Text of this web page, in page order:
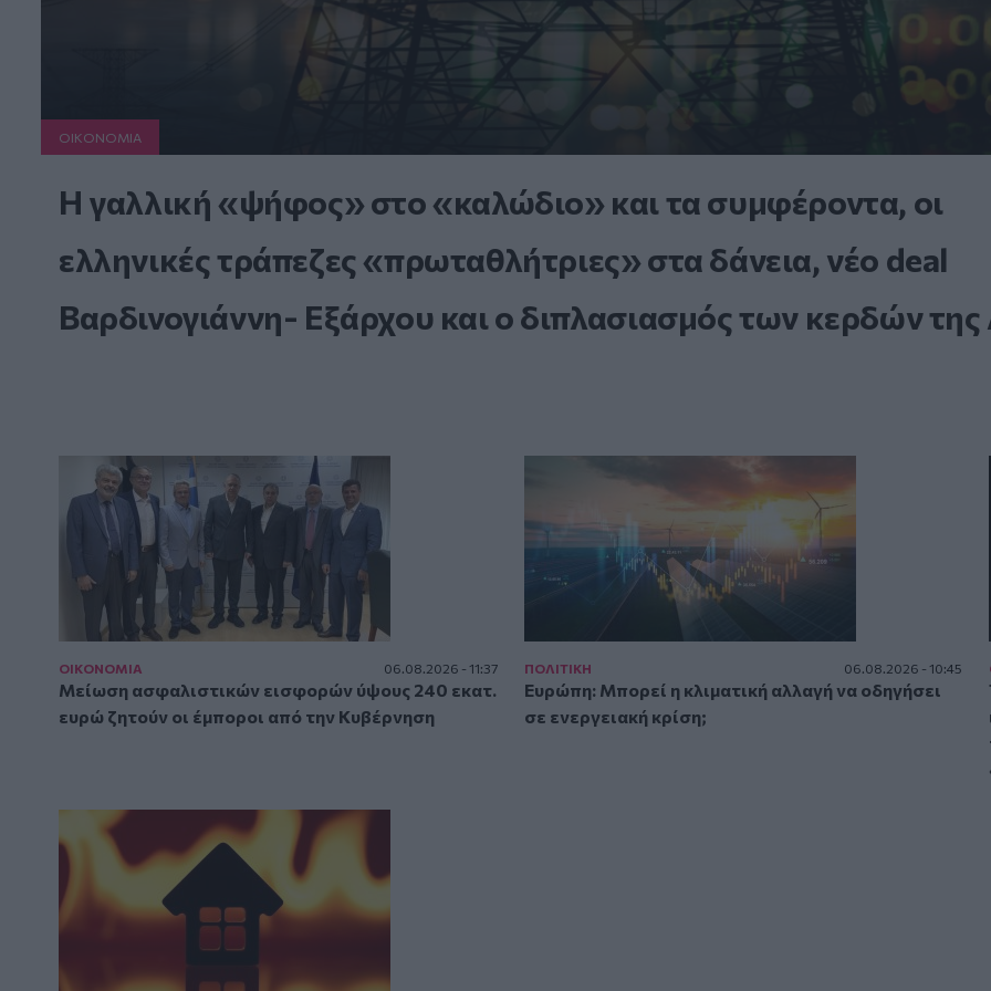
ΟΙΚΟΝΟΜΙΑ
Η γαλλική «ψήφος» στο «καλώδιο» και τα συμφέροντα, οι
ελληνικές τράπεζες «πρωταθλήτριες» στα δάνεια, νέο deal
Βαρδινογιάννη- Εξάρχου και ο διπλασιασμός των κερδών
ΟΙΚΟΝΟΜΙΑ 06.08.2026 - 11:37
Μείωση ασφαλιστικών εισφορών ύψους 240 εκατ.
ευρώ ζητούν οι έμποροι από την Κυβέρνηση
ΠΟΛΙΤΙΚΗ 06.08.2026 - 10:45
Ευρώπη: Μπορεί η κλιματική αλλαγή να οδηγήσει
σε ενεργειακή κρίση;